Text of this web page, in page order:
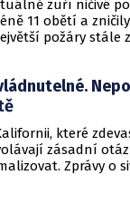
zuří ničivé
11 obětí a
požáry
které
zásadní
Zprávy o